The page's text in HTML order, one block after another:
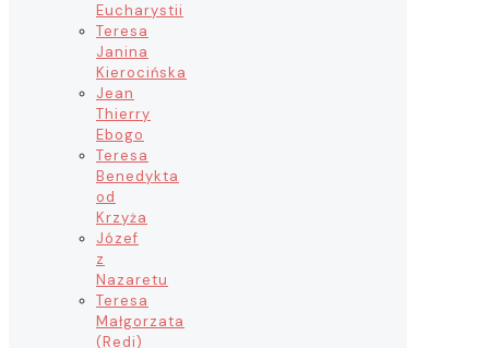
Eucharystii
Teresa
Janina
Kierocińska
Jean
Thierry
Ebogo
Teresa
Benedykta
od
Krzyża
Józef
z
Nazaretu
Teresa
Małgorzata
(Redi)